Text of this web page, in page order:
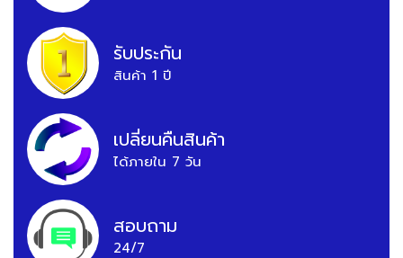
รับประกัน
สินค้า 1 ปี
เปลี่ยนคืนสินค้า
ได้ภายใน 7 วัน
สอบถาม
24/7